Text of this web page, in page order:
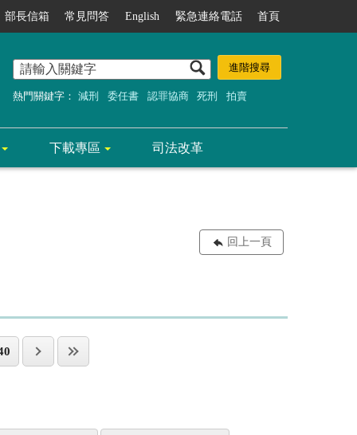
部長信箱 常見問答 English 緊急連絡電話 首頁
熱門關鍵字： 減刑 委任書 認罪協商 死刑 拍賣
下載專區 司法改革
回上一頁